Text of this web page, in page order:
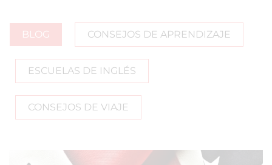
BLOG CONSEJOS DE APRENDIZAJE
ESCUELAS DE INGLÉS
CONSEJOS DE VIAJE